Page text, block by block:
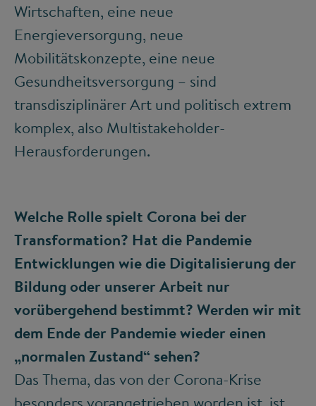
Wirtschaften, eine neue
Energieversorgung, neue
Mobilitätskonzepte, eine neue
Gesundheitsversorgung – sind
transdisziplinärer Art und politisch extrem
komplex, also Multistakeholder-
Herausforderungen.
Welche Rolle spielt Corona bei der
Transformation? Hat die Pandemie
Entwicklungen wie die Digitalisierung der
Bildung oder unserer Arbeit nur
vorübergehend bestimmt? Werden wir mit
dem Ende der Pandemie wieder einen
„normalen Zustand“ sehen?
Das Thema, das von der Corona-Krise